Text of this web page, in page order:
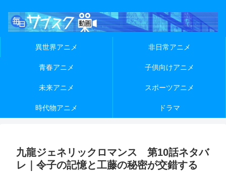
異世界アニメ 非日常アニメ
青春アニメ 子供向けアニメ
未来アニメ スポーツアニメ
時代物アニメ ドラマ
九龍ジェネリックロマンス 第10話ネタバ
レ｜令子の記憶と工藤の秘密が交錯する